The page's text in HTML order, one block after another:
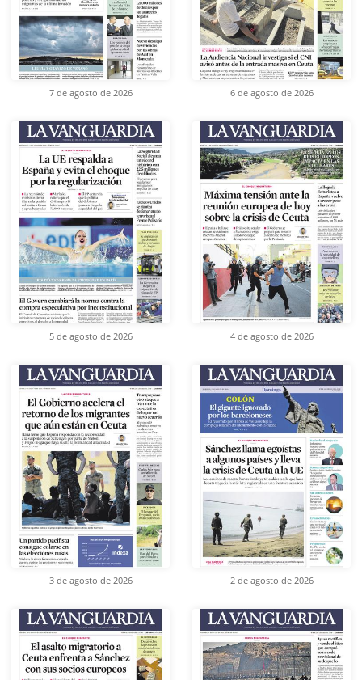
7 de agosto de 2026 6 de agosto de 2026
5 de agosto de 2026 4 de agosto de 2026
3 de agosto de 2026 2 de agosto de 2026